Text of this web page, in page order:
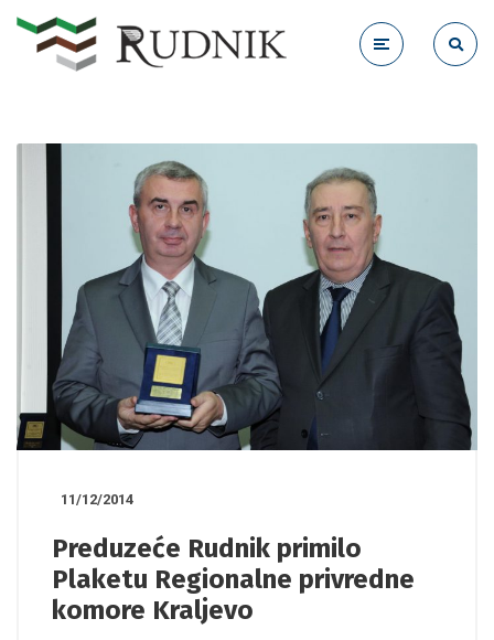
11/12/2014
Preduzeće Rudnik primilo
Plaketu Regionalne privredne
komore Kraljevo